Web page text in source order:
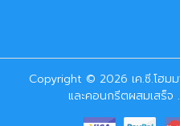
Copyright © 2026 เค.ซี.โฮม
และคอนกรีตผสมเสร็จ